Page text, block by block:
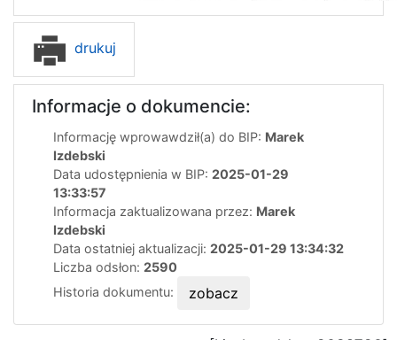
drukuj
Informacje o dokumencie:
Informację wprowawdził(a) do BIP: Marek
Izdebski
Data udostępnienia w BIP: 2025-01-29
13:33:57
Informacja zaktualizowana przez: Marek
Izdebski
Data ostatniej aktualizacji: 2025-01-29 13:34:32
Liczba odsłon: 2590
Historia dokumentu:
zobacz